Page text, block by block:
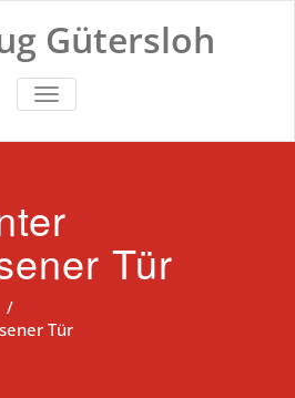
Gütersloh
TOGGLE NAVIGATION
Tür
/
Tür